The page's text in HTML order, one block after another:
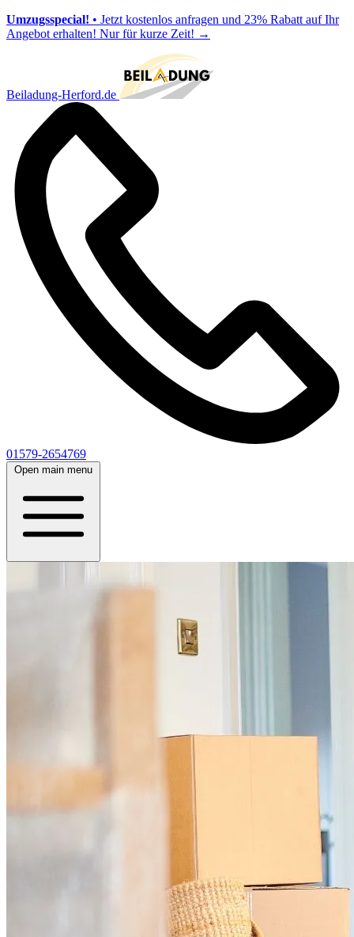
Umzugsspecial! • Jetzt kostenlos anfragen und 23% Rabatt auf Ihr
Angebot erhalten! Nur für kurze Zeit! →
Beiladung-Herford.de
01579-2654769
Open main menu